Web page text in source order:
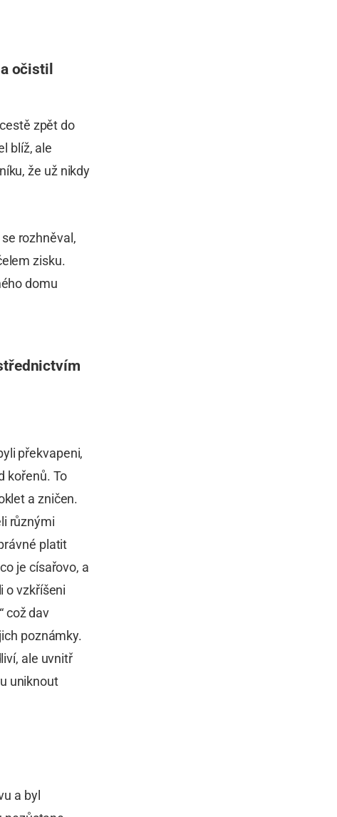
očistil
zpět do
blíž, ale
že už nikdy
rozhněval,
zisku.
domu
překvapeni,
kořenů. To
a zničen.
různými
platit
je císařovo, a
o vzkříšeni
což dav
poznámky.
ale uvnitř
uniknout
a byl